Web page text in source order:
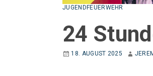
JUGENDFEUERWEHR
24
18. AUGUST 2025